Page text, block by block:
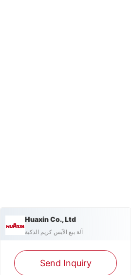
Huaxin Co., Ltd
آلة بيع الآيس كريم الذكية
Send Inquiry